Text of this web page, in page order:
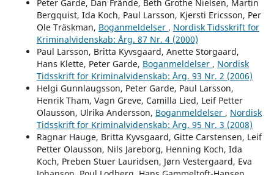
Peter Garde, Dan Frände, Beth Grothe Nielsen, Martin
Bergquist, Ida Koch, Paul Larsson, Kjersti Ericsson, Per
Ole Träskman, Boganmeldelser , Nordisk Tidsskrift for
Kriminalvidenskab: Årg. 87 Nr. 4 (2000)
Paul Larsson, Britta Kyvsgaard, Anette Storgaard,
Hans Klette, Peter Garde, Boganmeldelser , Nordisk
Tidsskrift for Kriminalvidenskab: Årg. 93 Nr. 2 (2006)
Helgi Gunnlaugsson, Peter Garde, Paul Larsson,
Henrik Tham, Vagn Greve, Camilla Lied, Leif Petter
Olausson, Ulrika Andersson, Boganmeldelser , Nordisk
Tidsskrift for Kriminalvidenskab: Årg. 95 Nr. 3 (2008)
Ragnar Hauge, Britta Kyvsgaard, Gitte Carstensen, Leif
Petter Olausson, Nils Jareborg, Henning Koch, Ida
Koch, Preben Stuer Lauridsen, Jørn Vestergaard, Eva